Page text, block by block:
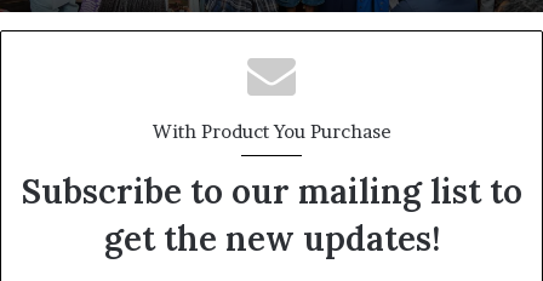
ÉCLORE by Bolanga : à Douala, une
première édition qui investit dans le
With Product You Purchase
Subscribe to our mailing list to
get the new updates!